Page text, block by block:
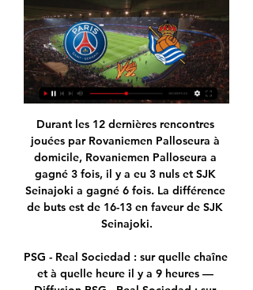
Durant les 12 dernières rencontres jouées par Rovaniemen Palloseura à domicile, Rovaniemen Palloseura a gagné 3 fois, il y a eu 3 nuls et SJK Seinajoki a gagné 6 fois. La différence de buts est de 16-13 en faveur de SJK Seinajoki.

PSG - Real Sociedad : sur quelle chaîne et à quelle heure il y a 9 heures — Diffusion PSG - Real Sociedad : sur quelle chaîne TV voir le match en direct ? Paris SG · Ligue des champions · Football · Sport · Streaming ...

Utilisation des cookies. En poursuivant votre navigation, vous acceptez l'utilisation de cookies ou technologies similaires, y compris de partenaires tiers pour la diffusion de publicité ciblée et de contenus pertinents au regard de vos centres d'intérêts.

Acheter en ligne. Concours Astérix. Gagnez un séjour ou 4 entrées pour le Parc Astérix. Leonidas fête les 60 ans du héros de bande dessinée Astérix … et c’est vous qui recevez les cadeaux ! Devinez le poids de notre marmite en chocolat, envoyez votre réponse entre le 10 et le 31 octobre et tentez de remporter de superbes prix . Concours Astérix Notre engagement . Rien que la.

Boutique en ligne de Chaussures, Sacs et Vêtements de grandes marques, telles que Prada, Gucci, Dolce & Gabbana et Armani. Vente articles de mode haute couture collection Printemps-Été 2018. Vous pouvez quand-même acheter à des prix réduits dans notre Outlet.

Real Sociedad - Paris Saint-Germain en direct EUROSPORTGratuit - Sur Google Play. Télécharger · RegarderScores en direct Real Sociedad et Paris Saint-Germain sur Eurosport. Le match commence à 21:00 le 5 ...

Et ce vendredi matin, sur France Bleu Besançon, le socialiste Yves Krattinger n'a pas mâché ses mots en direction de la région, présidée par une autre socialiste, Marie-Guite Dufay.

Regardez la vidéo sur Stade Rennais FC play Toulouse FC sur 27.10.2019 dans Ligue 1 avec tous les faits saillants, les buts et les statistiques.

Le comité du Doubs de handball est un acteur majeur du sport dans le départment du Dousb. Il favorise le développement du handball à travers la formation du joueur et de la joueuse, le soutien aux clubs et le développement. 14 Avenue Léo Lagrange, 25000 Besançon

Tout ce qu'il faut savoir sur le match Leandro Nicéforo Alem vs Dep. Armenio de Primera C Metropolitana du (04 Mai 2019) en direct : Résumé, statistiques, compositions et résultats - Besoccer. Don't miss the most important football matches while navigating as usual through the pages of your choice.

PSG - Real sociedad : Sur quelle chaîne et à quelle heure il y a 1 jour — Le 8e de finale aller de la Ligue des Champions entre les Français et les Espagnols sera diffusé sur Canal + et sur RMC Sport, le mercredi 14 ...

EHC Biel KAC Klagenfurt résultats en direct (et la vidéo diffusion en direct streaming en ligne) commence le 15.10.2019. à 17:45 temps UTC àEisstadion Biel,Biel,Switzerland en Champions Hockey …

Foot - actualités, mercato, info & vidéo en continu il y a 6 heures — Les clés tactiques de PSG-Real Sociedad. Paris-SG. Logo de Paris-SG. dem. 12h00. Logo de Real Sociedad. Real Sociedad · Warren Zaïre-Emery et Vitinha face à ...

PSG.FR - Site officiel du Paris Saint-Germain il y a 23 heures — Site officiel du Paris Saint-Germain : toute l'actualité du club, matchs et résultats, fiches joueurs, transferts, vidéos, photos, billetterie et boutique ...

Go Africa Online. Portail de l'internet Africain et annuaire pages jaunes des entreprises Africaines. Ce site est 100% "made in Africa" et vous propose ses nombreux services en ligne.

Le dernier match de hockey de la saison 2013/2014 joué à Gap approche à grand pas. En effet l'Alp' Arena aura le privilège d'accueillir un nouveau match international le 17 Avril avec la rencontre France – Slovaquie . Il reste encore des places disponibles à la vente pour ce grand rendez-vous.

Suivez les résultats en direct de football de CAN et les sites les plus visités sur Livescore.in. Tous les webmasters intéressés par ce service de résultats en direct pour leur propre site internet relatif aux résultats en direct ou encore pour les sites de fans, sont libres de l'implémenter et de le customiser afin qu'il corresponde au.

si vis pacem para bellum Sens : Formule latine de l'expression Si tu veux la paix, prépare la guerre. Origine : Formule consistant à affirmer que la paix s'obtient à condition d'être en capacité d'affronter l'adversaire si toutefois une attaque ennemie survient.

Paris Saint-Germain (@PSG_inside) / X La preview : focus sur #PSGRSO Entre parcours, dynamiques et joueurs à suivre, tour d'horizon du match qui attend nos Rouge et Bleu face à la Real ...

Paris Saint-Germain - Real Sociedad en direct il y a 2 heures — EUROSPORTGratuit - Sur Google Play. Télécharger · RegarderScores en direct Paris Saint-Germain et Real Sociedad sur Eurosport. Le match commence à 21:00 le 14 ...

PSG (Paris Saint-Germain) ⚽ match en direct à la TV il y a 15 heures — PSG programme match en direct et en rediffusion à la TV. Ajoutez match PSG à votre calendrier TV et en widget gratuit sur votre site PSG / Real Sociedad. PSG.

En Serbie, plus de 700 000 personnes disposent de moins de cent euros par mois pour vivre. Le nombre de personnes vivant sous le seuil de pauvreté avait diminué de 2003 à 2007. Mais, depuis la crise économique de 2008, il ne cesse d’augmenter à nouveau.

Caen est toujours à la lutte avec Dijon pour son maintien en Ligue 1. Il se trouve que Dijon affrontera prochainement Strasbourg et le PSG, deux clubs dont Rolland Courbis estime qu'ils ont.

AVIRON BAYONNAIS - RUGBY PRO - Bayonne Baiona 64100 - 1, rue Harry-Owen-Roe Loisir : Si le club omnisports de l'Aviron Bayonnais a été créé en 1904 par 28 rameurs,...

Auxerre Rodez Aveyron en direct : découvrez le résultat du match Auxerre Rodez Aveyron live et suivez le score en direct Auxerre Rodez Aveyron grâce à notre livescore. Match de Ligue 2 joué le 15/05/20 18:00

Paris Saint-Germain - Real Sociedad il y a 5 heures — Voir un match de football en direct ? Gratuitement regarder tous les scores de foot en direct live des matchs de foot dans le monde entier.

Vous consultez actuellement la page : Costa del Este - Independiente Suivez le match Costa del Este - Independiente en direct (résumé, score et buts). Le résultat de ce match Primera Division entre Costa del Este FC et CA Independiente de La Chorrera est à suivre en live à partir de 01h00.

FlashResultats.fr offre les prochaines rencontres de Ringerike, les résultats et les détails de matchs. En plus des scores de Ringerike, vous pouvez suivre +de 5000 compétitions dans +de 30 sports autour du monde sur FlashResultats.fr. Le service de résultats de Ringerike est en temps réel, et se met à jour automatiquement.

Rejoignez l’équipe gap france L'univers Gap c'est l'histoire d'une formidable aventure humaine et professionnelle. En effet, au sein de nos équipes d'encadrement et de vente, c'est le dialogue, la prise d'initiative, la révélation de sa propre personnalité qui prime et imprègne l'atmosphère de nos magasins.

Bergerac Dordogne Périgord Airport (EGC) Distance from Bergerac Dordogne Périgord Airport to Nontron is 49.5 miles / 79.7 kilometers. Bergerac Dordogne Périgord Airport is located approximately 2.4 miles / 3.9 kilometers southeast of Bergerac and about 26.6 miles / 42.8 kilometers south of Périgueux. IATA airport code is EGC.

Guillaume Bady, Pier Franco Beatrice, Christian Boudignon, Régis Burnet, Marie-Ange Calvet-Sebasti, Matthieu Cassin, Laetitia Ciccolini, Diane Cuny, Gilles Dorival, Michel Fédou, Benoît Gain, Anthony Glaise, Anders-Christian Jacobsen, Alain Le Boulluec, Bernard Meunier, Simon Claude Mimouni, Sébastien Morlet, Olivier Munnich, Tobias Nicklas, Paul-Hubert Poirier, Maryse Robert, Madeleine Scopello, Frederick …

Faites comme eux et portez haut les couleurs bleu, blanc, rouge sur votre survêtement PSG. Veste d’entraînement, pantalon de jogging, sweat à capuche, doudoune ou encore ensemble de survêtement PSG, adoptez le look complet du supporter parisien et profitez des offres Bons Plans PSG sur Footcenter.

Les Mauves en feront des cauchemars: «L’arbitre a été déterminant» «Un défi plus complexe qu’à Mouscron» Le Standard ramène un bon point de son déplacement chez le leader brugeois: ce qu’il faut retenir du choc Trois jours après la claque subie face à Arsenal, le Standard a

Les informations ci-dessus vous permet de consulter le score (résumé, buteurs, cartons) du match ASEC / Bouaké. Vous pouvez intérargir sur ce match de football en déposant vos propres commentaires. Le coup d'envoi de ce match de foot entre AS des Employés de Commerce Mimosas et Bouaké FC sera donné à 18h00 (07 mai 2015).

“Notre performance est convenable. C’était un match sans plus, sans éclats. Le point positif et il est à relever, c’est que nous revenons par deux fois au score. Maintenant, nous devons juste nous remettre au travail et viser six points contre Bellinzone et le Stade Nyonnais pour terminer l’année en beauté.”

Créez votre espace en ligne Comment suivre vos dépenses ? American Express vous propose gratuitement 3 types d'alertes SMS ou e-mail pour gérer votre compte.

Air France: Vol Nice Côte d’Azur /Metz Nancy Lorraine - consultez 29 568 avis de voyageurs, 4 687 photos, les meilleures offres et comparez les prix pour Air France sur TripAdvisor.

Le SA XV Charente : Club de Rugby à XV (Pro D2) né en 2010 de la fusion entre Angoulême (SCA Rugby) et Soyaux (RCS). Parce qu’ensemble nous sommes plus forts ! SA XV Charente Rugby (@ SAXV_Charente) est classé Top 100 autorité en Football club de Grenoble rugby et couvre aussi Championnat de France de rugby à XV Pro D2

Avant la rencontre Islande - France, ce vendredi (20 h 45), comptant pour la septième journée des qualifications à l'Euro 2020, retour sur les 5 affrontements les plus marquants entre ces deux.

Bo i Lillehammer est un agent immobilier situé dans Lillehammer. Vous trouverez ici plus d'informations sur Bo i Lillehammer, notamment ses heures d'ouverture, son adresse, et